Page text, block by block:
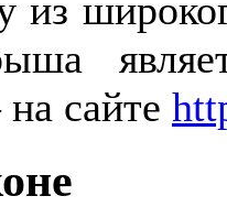
из
сайте